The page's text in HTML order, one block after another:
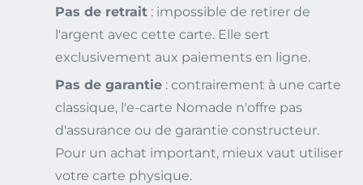
Pas de retrait : impossible de retirer de
l'argent avec cette carte. Elle sert
exclusivement aux paiements en ligne.
Pas de garantie : contrairement à une carte
classique, l'e-carte Nomade n'offre pas
d'assurance ou de garantie constructeur.
Pour un achat important, mieux vaut utiliser
votre carte physique.